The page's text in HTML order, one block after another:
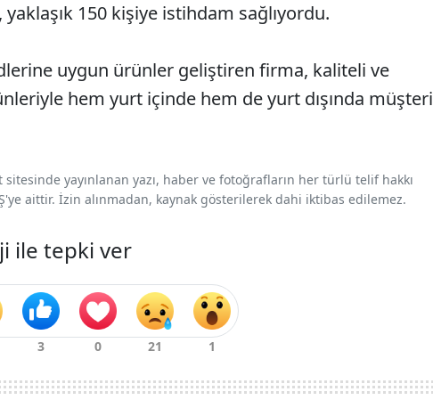
150 kişiye istihdam sağlıyordu.
uygun ürünler geliştiren firma, kaliteli ve
hem yurt içinde hem de yurt dışında müşteri
yayınlanan yazı, haber ve fotoğrafların her türlü telif hakkı
aittir. İzin alınmadan, kaynak gösterilerek dahi iktibas edilemez.
ile tepki ver